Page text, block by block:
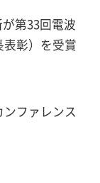
第33回電波
彰）を受賞
ファレンス